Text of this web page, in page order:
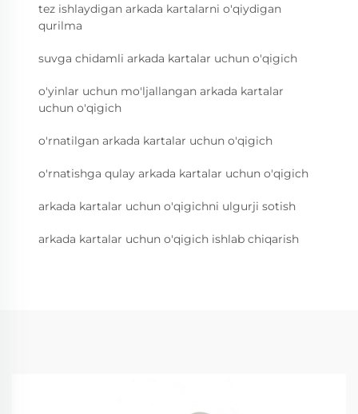
tez ishlaydigan arkada kartalarni o'qiydigan
qurilma
suvga chidamli arkada kartalar uchun o'qigich
o'yinlar uchun mo'ljallangan arkada kartalar
uchun o'qigich
o'rnatilgan arkada kartalar uchun o'qigich
o'rnatishga qulay arkada kartalar uchun o'qigich
arkada kartalar uchun o'qigichni ulgurji sotish
arkada kartalar uchun o'qigich ishlab chiqarish